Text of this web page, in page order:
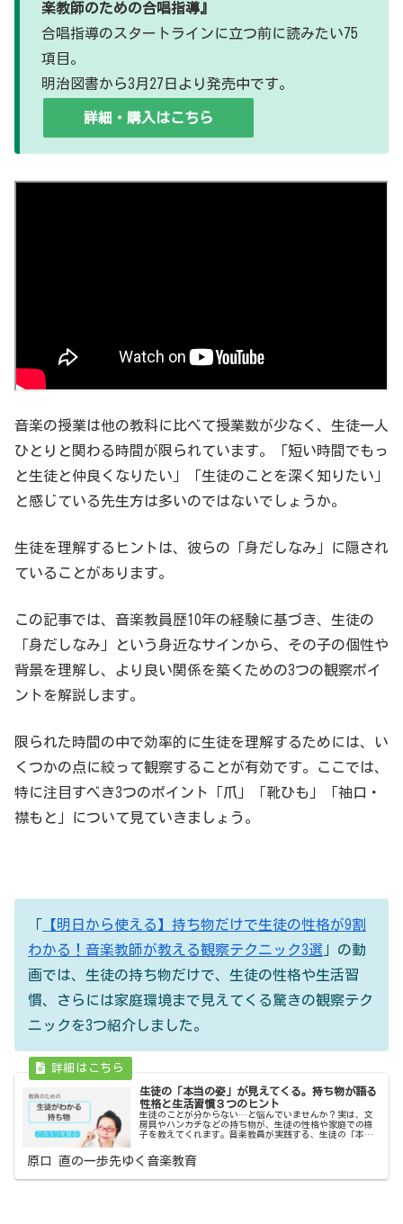
楽教師のための合唱指導』
合唱指導のスタートラインに立つ前に読みたい75
項目。
明治図書から3月27日より発売中です。
詳細・購入はこちら
音楽の授業は他の教科に比べて授業数が少なく、生徒一人
ひとりと関わる時間が限られています。「短い時間でもっ
と生徒と仲良くなりたい」「生徒のことを深く知りたい」
と感じている先生方は多いのではないでしょうか。
生徒を理解するヒントは、彼らの「身だしなみ」に隠され
ていることがあります。
この記事では、音楽教員歴10年の経験に基づき、生徒の
「身だしなみ」という身近なサインから、その子の個性や
背景を理解し、より良い関係を築くための3つの観察ポイ
ントを解説します。
限られた時間の中で効率的に生徒を理解するためには、い
くつかの点に絞って観察することが有効です。ここでは、
特に注目すべき3つのポイント「爪」「靴ひも」「袖口・
襟もと」について見ていきましょう。
「 【明日から使える】持ち物だけで生徒の性格が9割
わかる！音楽教師が教える観察テクニック3選 」の動
画では、生徒の持ち物だけで、生徒の性格や生活習
慣、さらには家庭環境まで見えてくる驚きの観察テク
ニックを3つ紹介しました。
生徒の「本当の姿」が見えてくる。持ち物が語る
性格と生活習慣３つのヒント
生徒のことが分からない…と悩んでいませんか？実は、文
房具やハンカチなどの持ち物が、生徒の性格や家庭での様
子を教えてくれます。音楽教員が実践する、生徒の「本当
原口 直の一歩先ゆく音楽教育